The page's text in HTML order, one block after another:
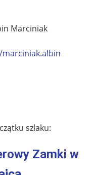
Marciniak
szlaku:
Zamki w